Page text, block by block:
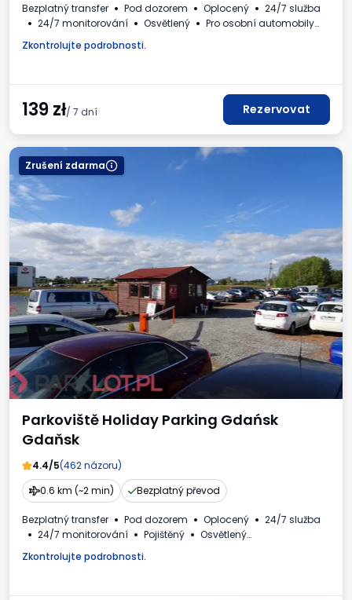
Bezplatný transfer Pod dozorem Oplocený
24/7 služba
24/7 monitorování
Osvětlený
Pro osobní automobily
Zkontrolujte podrobnosti.
139zł/ 7 dní Rezervovat
Zrušení zdarma
Parkoviště Holiday Parking Gdańsk
Gdaňsk
4.4/5(462 názoru)
0.6 km (~2 min)
Bezplatný převod
Bezplatný transfer Pod dozorem Oplocený
24/7 služba
24/7 monitorování
Pojištěný
Osvětlený
Fakturaod obsluhy parkoviště.
Zkontrolujte podrobnosti.